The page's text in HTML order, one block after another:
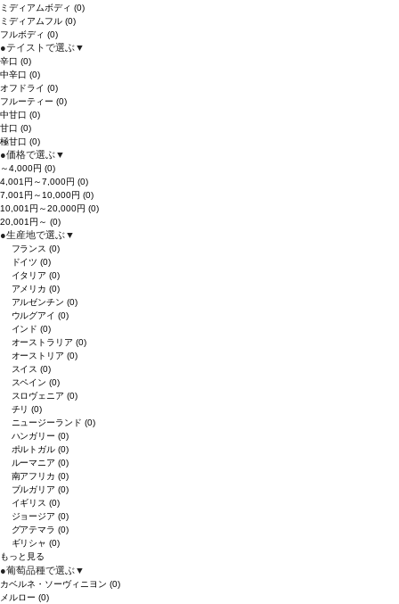
ミディアムボディ (0)
ミディアムフル (0)
フルボディ (0)
●テイストで選ぶ▼
辛口 (0)
中辛口 (0)
オフドライ (0)
フルーティー (0)
中甘口 (0)
甘口 (0)
極甘口 (0)
●価格で選ぶ▼
～4,000円 (0)
4,001円～7,000円 (0)
7,001円～10,000円 (0)
10,001円～20,000円 (0)
20,001円～ (0)
●生産地で選ぶ▼
フランス(0)
ドイツ(0)
イタリア(0)
アメリカ(0)
アルゼンチン(0)
ウルグアイ(0)
インド(0)
オーストラリア(0)
オーストリア(0)
スイス(0)
スペイン(0)
スロヴェニア(0)
チリ(0)
ニュージーランド(0)
ハンガリー(0)
ポルトガル(0)
ルーマニア(0)
南アフリカ(0)
ブルガリア(0)
イギリス(0)
ジョージア(0)
グアテマラ(0)
ギリシャ(0)
もっと見る
●葡萄品種で選ぶ▼
カベルネ・ソーヴィニヨン (0)
メルロー (0)